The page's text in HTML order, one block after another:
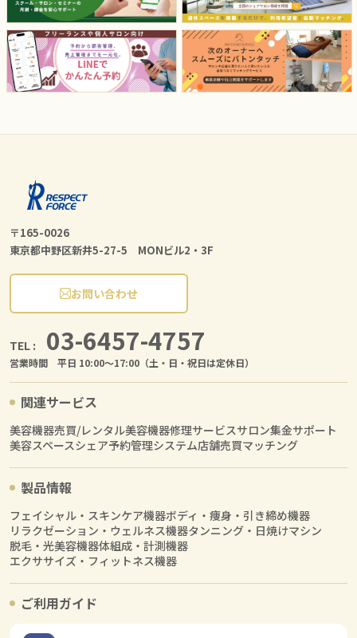
〒165-0026
東京都中野区新井5-27-5 MONビル2・3F
お問い合わせ
TEL : 03-6457-4757
営業時間 平日 10:00〜17:00（土・日・祝日は定休日）
関連サービス
美容機器売買/レンタル美容機器修理サービスサロン集金サポート
美容スペースシェア予約管理システム店舗売買マッチング
製品情報
フェイシャル・スキンケア機器ボディ・痩身・引き締め機器
リラクゼーション・ウェルネス機器タンニング・日焼けマシン
脱毛・光美容機器体組成・計測機器
エクササイズ・フィットネス機器
ご利用ガイド